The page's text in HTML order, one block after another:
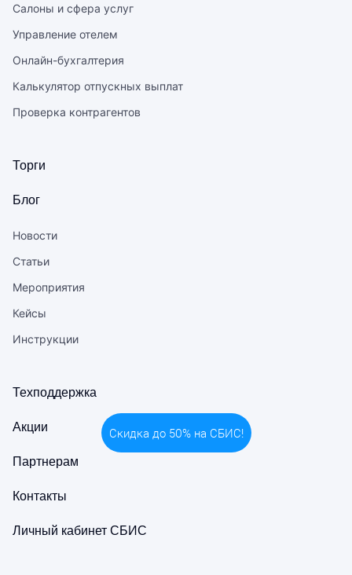
Салоны и сфера услуг
Управление отелем
Онлайн-бухгалтерия
Калькулятор отпускных выплат
Проверка контрагентов
Торги
Блог
Новости
Статьи
Мероприятия
Кейсы
Инструкции
Техподдержка
Акции
Партнерам
Контакты
Личный кабинет СБИС
Скидка до 50% на СБИС!